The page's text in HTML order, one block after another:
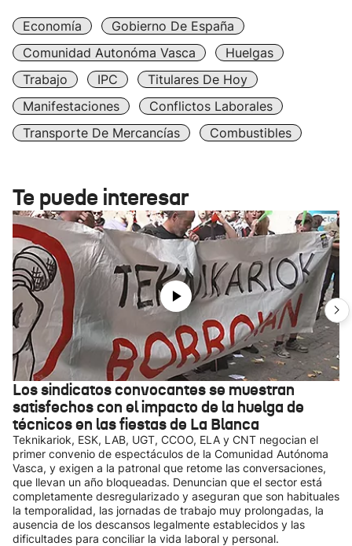
Economía
Gobierno De España
Comunidad Autonóma Vasca
Huelgas
Trabajo
IPC
Titulares De Hoy
Manifestaciones
Conflictos Laborales
Transporte De Mercancías
Combustibles
Te puede interesar
Los sindicatos convocantes se muestran
satisfechos con el impacto de la huelga de
técnicos en las fiestas de La Blanca
Teknikariok, ESK, LAB, UGT, CCOO, ELA y CNT negocian el
primer convenio de espectáculos de la Comunidad Autónoma
Vasca, y exigen a la patronal que retome las conversaciones,
que llevan un año bloqueadas. Denuncian que el sector está
completamente desregularizado y aseguran que son habituales
la temporalidad, las jornadas de trabajo muy prolongadas, la
ausencia de los descansos legalmente establecidos y las
dificultades para conciliar la vida laboral y personal.